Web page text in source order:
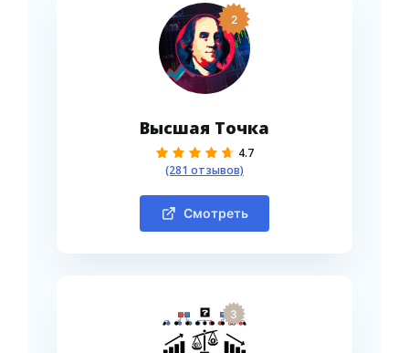
2
Высшая Точка
4.7
(281 отзывов)
Смотреть
3